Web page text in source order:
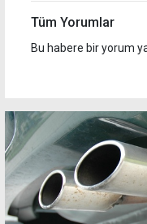
Tüm Yorumlar
Bu habere bir yorum